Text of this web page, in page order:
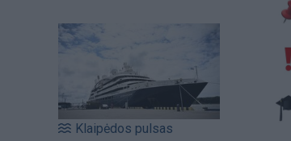
Klaipėdos pulsas